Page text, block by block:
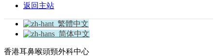
返回主站
繁體中文
简体中文
香港耳鼻喉頭頸外科中心